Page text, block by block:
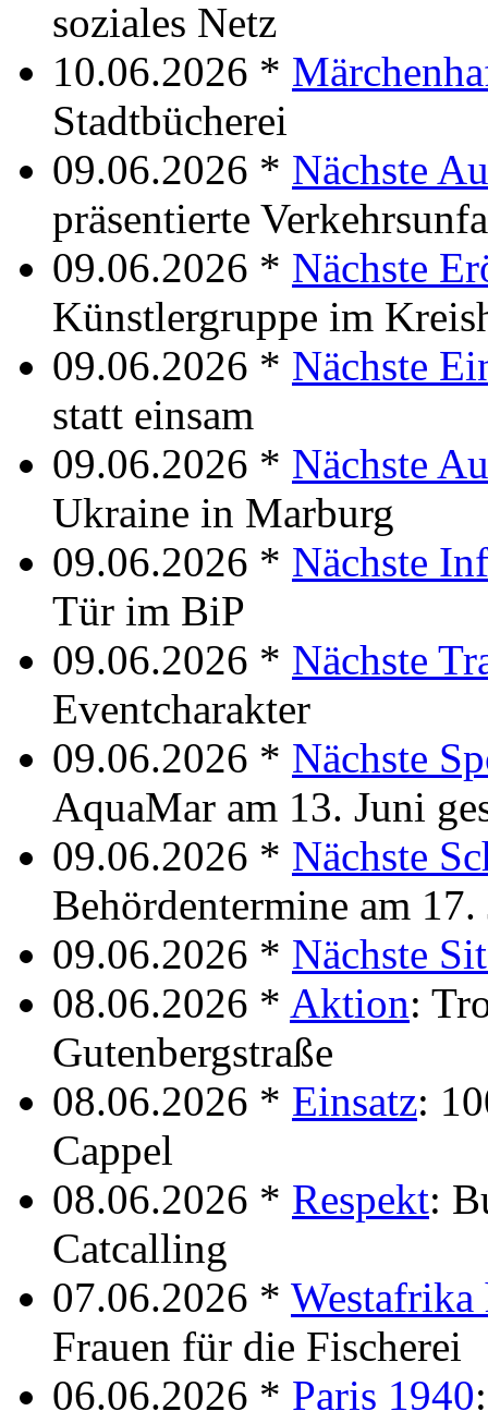
soziales Netz
10.06.2026 *
Stadtbücherei
09.06.2026 * Nächste
präsentierte
09.06.2026 * Nächste
Künstlergruppe im
09.06.2026 * Nächste
statt einsam
09.06.2026 * Nächste
Ukraine in Marburg
09.06.2026 * Nächste
Tür im BiP
09.06.2026 * Nächste
Eventcharakter
09.06.2026 * Nächste
AquaMar am 13. Juni
09.06.2026 * Nächste
Behördentermine am 17.
09.06.2026 * Nächste
08.06.2026 * Aktion:
Gutenbergstraße
08.06.2026 * Einsatz:
Cappel
08.06.2026 * Respekt:
Catcalling
07.06.2026 * Westafrika
Frauen für die Fischerei
06.06.2026 * Paris 1940